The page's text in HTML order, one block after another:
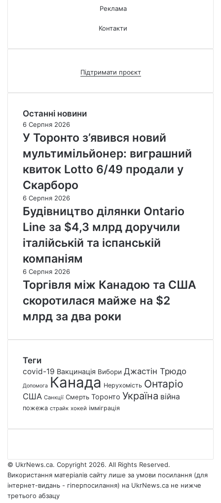
Реклама
Контакти
Підтримати проєкт
Останні новини
6 Серпня 2026
У Торонто з’явився новий
мультимільйонер: виграшний
квиток Lotto 6/49 продали у
Скарборо
6 Серпня 2026
Будівництво ділянки Ontario
Line за $4,3 млрд доручили
італійській та іспанській
компаніям
6 Серпня 2026
Торгівля між Канадою та США
скоротилася майже на $2
млрд за два роки
Теги
covid-19 Вакцинація Вибори Джастін Трюдо
Допомога Канада Нерухомість Онтаріо
США Санкції Смерть Торонто Україна війна
пожежа страйк хокей імміграція
© UkrNews.ca. Copyright 2026. All Rights Reserved.
Використання матеріалів сайту лише за умови посилання (для
інтернет-видань - гіперпосилання) на UkrNews.ca не нижче
третього абзацу